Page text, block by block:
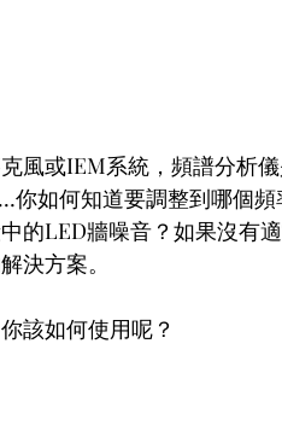
風或IEM系統，頻譜分析
如何知道要調整到哪個
的LED牆噪音？如果沒有
決方案。
該如何使用呢？